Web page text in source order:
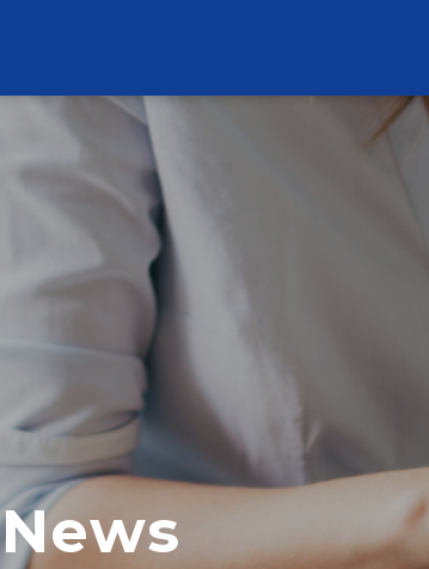
公司簡介
最新消息
產品專區
中
News